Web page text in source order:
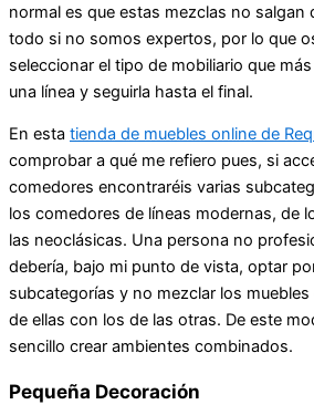
normal es que estas mezclas no salgan
todo si no somos expertos, por lo que
seleccionar el tipo de mobiliario que
una línea y seguirla hasta el final.
En esta tienda de muebles online de
comprobar a qué me refiero pues, si
comedores encontraréis varias
los comedores de líneas modernas, de
las neoclásicas. Una persona no
debería, bajo mi punto de vista, optar
subcategorías y no mezclar los
de ellas con los de las otras. De este
sencillo crear ambientes combinados.
Pequeña Decoración